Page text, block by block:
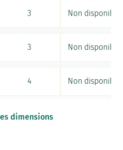
3 Non disponible
3 Non disponible
4 Non disponible
dimensions